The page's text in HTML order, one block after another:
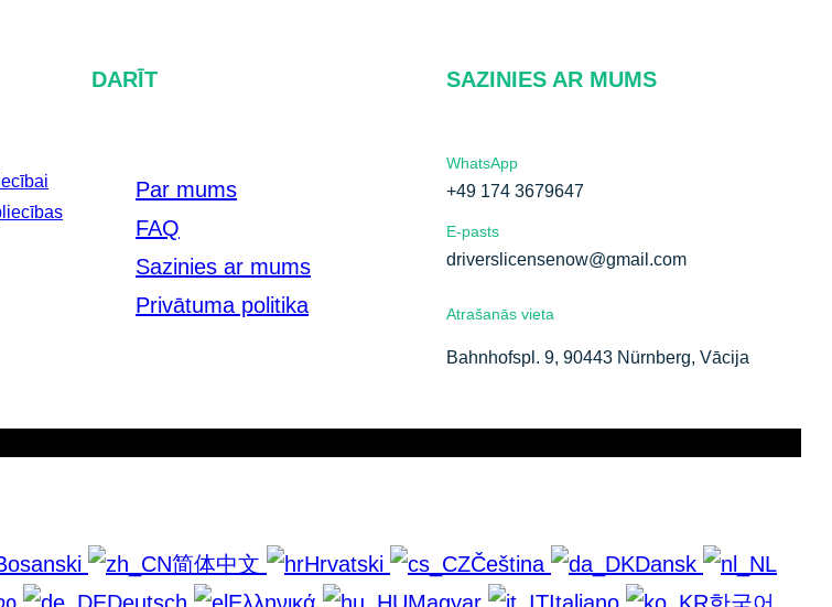
DARĪT
Par mums
FAQ
Sazinies ar mums
Privātuma politika
SAZINIES AR MUMS
WhatsApp
+49 174 3679647
E-pasts
driverslicensenow@gmail.com
Atrašanās vieta
Bahnhofspl. 9, 90443 Nürnberg, Vācija
简体中文 Hrvatski Čeština
Dansk
Deutsch Ελληνικά Magyar Italiano 한국어